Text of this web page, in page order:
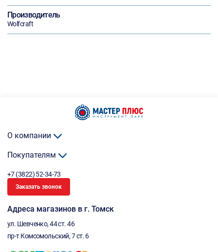
Производитель
Wolfcraft
О компании
Покупателям
+7 (3822) 52-34-73
Заказать звонок
Адреса магазинов в г. Томск
ул. Шевченко, 44 ст. 46
пр-т Комсомольский, 7 ст. 6